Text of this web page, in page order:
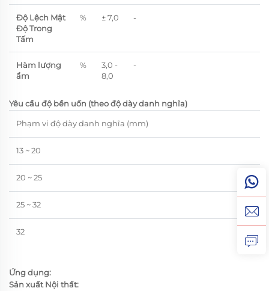
Độ Lệch Mật
Độ Trong
Tấm
% ± 7,0 -
Hàm lượng
ẩm
%
3,0 -
8,0
-
Yêu cầu độ bền uốn (theo độ dày danh nghĩa)
Phạm vi độ dày danh nghĩa (mm)
13 ~ 20
20 ~ 25
25 ~ 32
32
Ứng dụng:
Sản xuất Nội thất: